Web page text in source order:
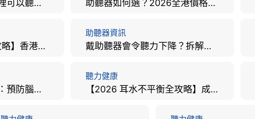
【聽力測試百科】哪裡可以聽力檢查？費用、標準、流程、在家聽力檢測與iPhone測試全攻略 助聽器如何選？2026全港價格比較、款式分析及老人選購全攻略
【人工耳蝸2026全攻略】香港手術費用、原理與副作用評估！
助聽器資訊
戴助聽器會令聽力下降？拆解越戴越聾迷思與聽覺剝奪真相
長者戴助聽器好處多：預防腦退化、9大誤區破解及家屬陪伴全手冊
聽力健康
【2026 耳水不平衡全攻略】成因、病徵、治療及改善方法